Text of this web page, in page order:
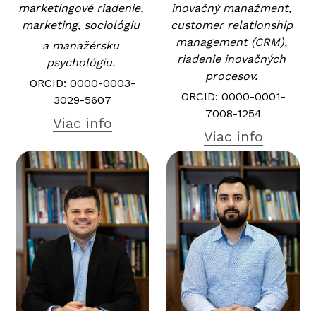
marketingové riadenie,
marketing, sociológiu
a manažérsku
psychológiu.
ORCID: 0000-0003-
3029-5607
Viac info
inovačný manažment,
customer relationship
management (CRM),
riadenie inovačných
procesov.
ORCID: 0000-0001-
7008-1254
Viac info